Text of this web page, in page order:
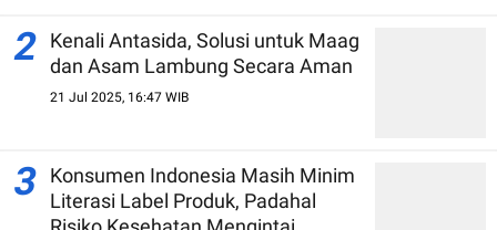
2
Kenali Antasida, Solusi untuk Maag
dan Asam Lambung Secara Aman
21 Jul 2025, 16:47 WIB
3
Konsumen Indonesia Masih Minim
Literasi Label Produk, Padahal